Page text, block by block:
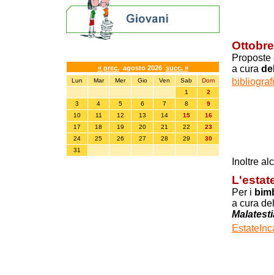
a cura
Inoltre
Per i
a cura
« prec.agosto 2026 succ. »
Lun Mar Mer Gio Ven Sab
Dom
1
2
3
4 5 6 7 8
9
10
11 12 13 14 15
16
17
18 19 20 21 22
23
24
25 26 27 28 29
30
31